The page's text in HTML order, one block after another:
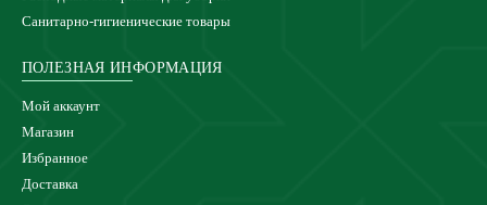
Санитарно-гигиенические товары
ПОЛЕЗНАЯ ИНФОРМАЦИЯ
Мой аккаунт
Магазин
Избранное
Доставка